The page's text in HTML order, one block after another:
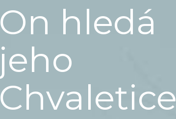
On hledá
jeho
Chvaletice